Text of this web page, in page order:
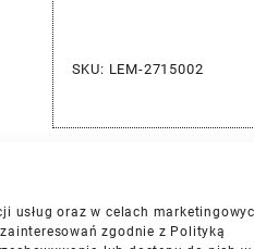
usług oraz w celach
zgodnie z Polityką
SKU: LEM-2715002
Najlepszej